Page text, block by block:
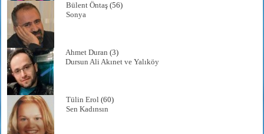
Bülent Öntaş (56)
Sonya
Ahmet Duran (3)
Dursun Ali Akınet ve Yalıköy
Tülin Erol (60)
Sen Kadınsın